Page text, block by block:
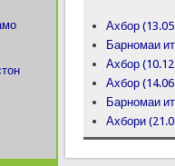
Ахбор
Барномаи
Ахбор
Ахбор
Барномаи
Ахбори